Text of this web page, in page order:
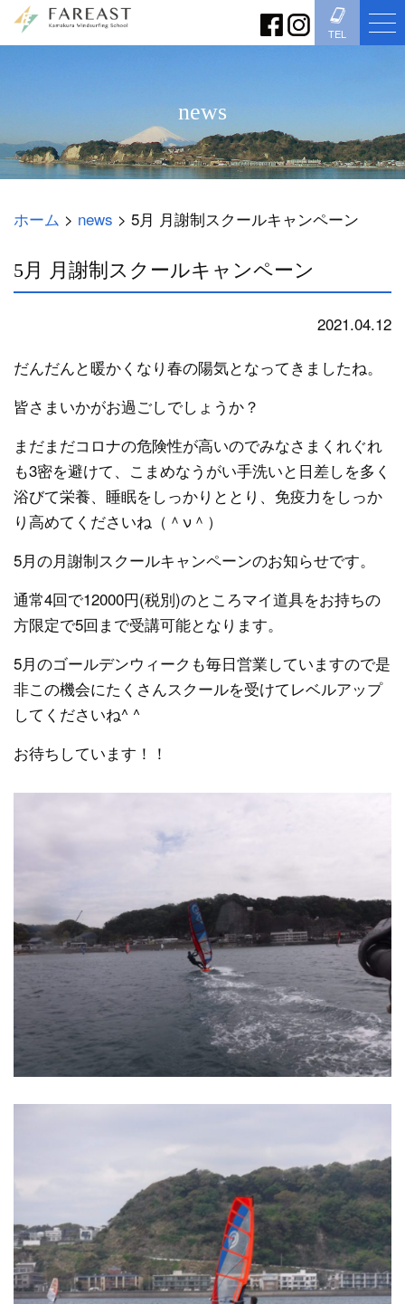
TEL
news
ホーム > news > 5月 月謝制スクールキャンペーン
5月 月謝制スクールキャンペーン
2021.04.12
だんだんと暖かくなり春の陽気となってきましたね。
皆さまいかがお過ごしでしょうか？
まだまだコロナの危険性が高いのでみなさまくれぐれ
も3密を避けて、こまめなうがい手洗いと日差しを多く
浴びて栄養、睡眠をしっかりととり、免疫力をしっか
り高めてくださいね（＾ν＾）
5月の月謝制スクールキャンペーンのお知らせです。
通常4回で12000円(税別)のところマイ道具をお持ちの
方限定で5回まで受講可能となります。
5月のゴールデンウィークも毎日営業していますので是
非この機会にたくさんスクールを受けてレベルアップ
してくださいね^ ^
お待ちしています！！